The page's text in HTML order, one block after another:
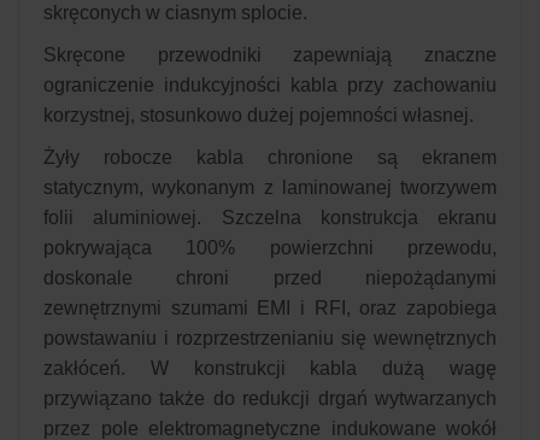
skręconych w ciasnym splocie.
Skręcone przewodniki zapewniają znaczne
ograniczenie indukcyjności kabla przy zachowaniu
korzystnej, stosunkowo dużej pojemności własnej.
Żyły robocze kabla chronione są ekranem
statycznym, wykonanym z laminowanej tworzywem
folii aluminiowej. Szczelna konstrukcja ekranu
pokrywająca 100% powierzchni przewodu,
doskonale chroni przed niepożądanymi
zewnętrznymi szumami EMI i RFI, oraz zapobiega
powstawaniu i rozprzestrzenianiu się wewnętrznych
zakłóceń. W konstrukcji kabla dużą wagę
przywiązano także do redukcji drgań wytwarzanych
przez pole elektromagnetyczne indukowane wokół